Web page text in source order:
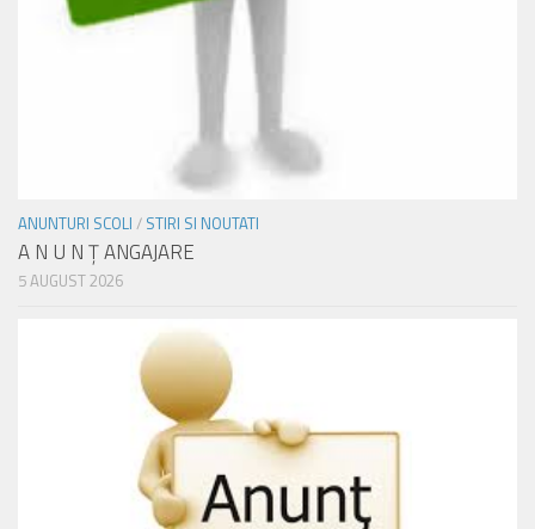
ANUNTURI SCOLI / STIRI SI NOUTATI
A N U N Ţ ANGAJARE
5 AUGUST 2026